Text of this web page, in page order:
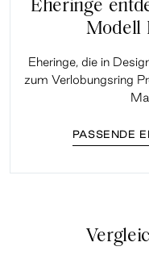
Eheringe
Modell
Eheringe, die in
zum Verlobungsring
PASSENDE